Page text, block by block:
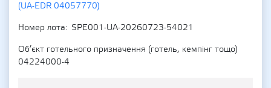
(UA-EDR 04057770)
Номер лота
SPE001-UA-20260723-54021
Об’єкт готельного призначення (готель, кемпінг тощо)
04224000-4